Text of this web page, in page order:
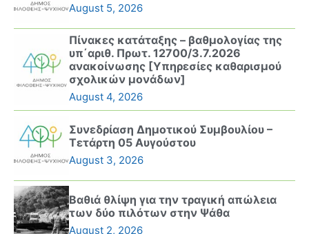
August 5, 2026
Πίνακες κατάταξης – βαθμολογίας της
υπ΄αριθ. Πρωτ. 12700/3.7.2026
ανακοίνωσης [Υπηρεσίες καθαρισμού
σχολικών μονάδων]
August 4, 2026
Συνεδρίαση Δημοτικού Συμβουλίου –
Τετάρτη 05 Αυγούστου
August 3, 2026
Βαθιά θλίψη για την τραγική απώλεια
των δύο πιλότων στην Ψάθα
August 2, 2026